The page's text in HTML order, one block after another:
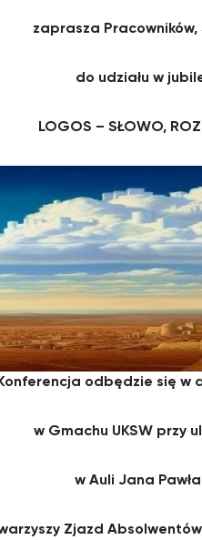
zaprasza
do udziału w
LOGOS – SŁOWO,
Konferencja odbędzie się w
w Gmachu UKSW przy
w Auli Jana
Zjazd